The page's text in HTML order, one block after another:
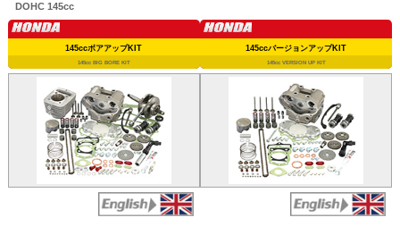
DOHC 145cc
145ccボアアップKIT
145cc BIG BORE KIT
145ccバージョンアップKIT
145cc VERSION UP KIT